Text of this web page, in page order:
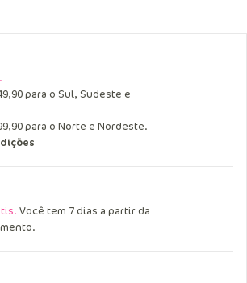
para o Sul, Sudeste e
para o Norte e Nordeste.
Você tem 7 dias a partir da